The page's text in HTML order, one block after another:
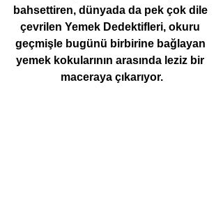
bahsettiren, dünyada da pek çok dile
çevrilen Yemek Dedektifleri, okuru
geçmişle bugünü birbirine bağlayan
yemek kokularının arasında leziz bir
maceraya çıkarıyor.